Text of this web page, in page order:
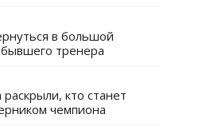
в большой
тренера
кто станет
чемпиона